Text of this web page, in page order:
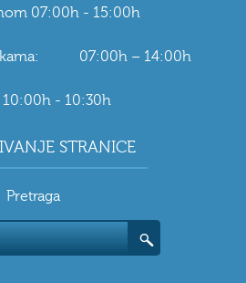
07:00h - 15:00h
07:00h – 14:00h
10:00h - 10:30h
STRANICE
Pretraga